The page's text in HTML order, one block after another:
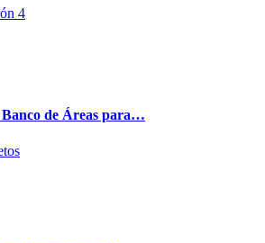
4
de Áreas para…